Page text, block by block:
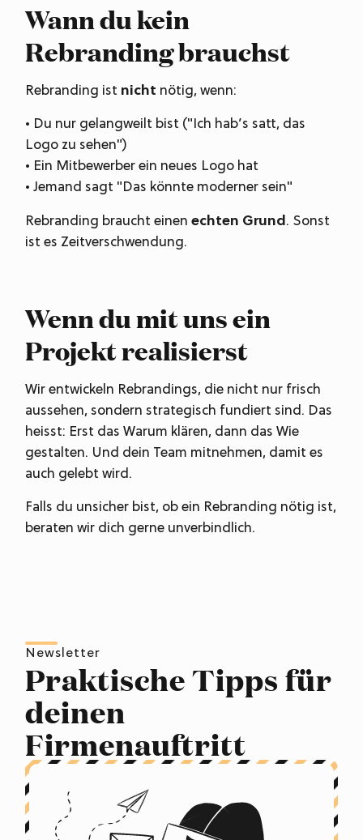
Wann du kein
Rebranding brauchst
Rebranding ist nicht nötig, wenn:
• Du nur gelangweilt bist ("Ich hab’s satt, das
Logo zu sehen")
• Ein Mitbewerber ein neues Logo hat
• Jemand sagt "Das könnte moderner sein"
Rebranding braucht einenechten Grund. Sonst
ist es Zeitverschwendung.
Wenn du mit uns ein
Projekt realisierst
Wir entwickeln Rebrandings, die nicht nur frisch
aussehen, sondern strategisch fundiert sind. Das
heisst: Erst das Warum klären, dann das Wie
gestalten. Und dein Team mitnehmen, damit es
auch gelebt wird.
Falls du unsicher bist, ob ein Rebranding nötig ist,
beraten wir dich gerne unverbindlich.
Newsletter
Praktische Tipps für
deinen
Firmenauftritt